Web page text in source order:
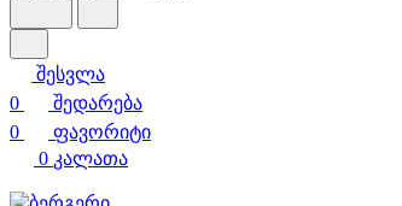
შესვლა
0
შედარება
0
ფავორიტი
0 კალათა